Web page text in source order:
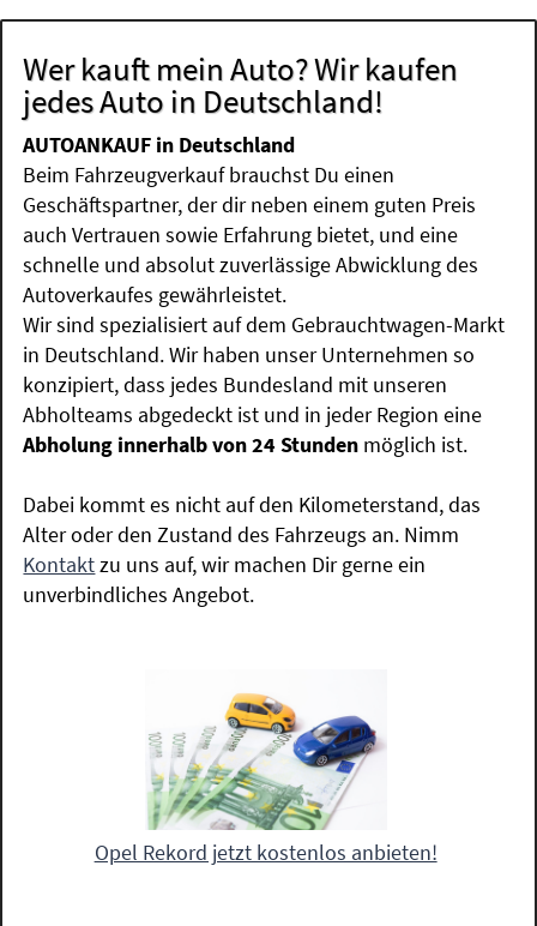
Wer kauft mein Auto? Wir kaufen
jedes Auto in Deutschland!
AUTOANKAUF in Deutschland
Beim Fahrzeugverkauf brauchst Du einen
Geschäftspartner, der dir neben einem guten Preis
auch Vertrauen sowie Erfahrung bietet, und eine
schnelle und absolut zuverlässige Abwicklung des
Autoverkaufes gewährleistet.
Wir sind spezialisiert auf dem Gebrauchtwagen-Markt
in Deutschland. Wir haben unser Unternehmen so
konzipiert, dass jedes Bundesland mit unseren
Abholteams abgedeckt ist und in jeder Region eine
Abholung innerhalb von 24 Stunden möglich ist.
Dabei kommt es nicht auf den Kilometerstand, das
Alter oder den Zustand des Fahrzeugs an. Nimm
Kontaktzu uns auf, wir machen Dir gerne ein
unverbindliches Angebot.
Opel Rekord jetzt kostenlos anbieten!